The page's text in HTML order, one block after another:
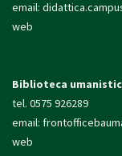
email:
web
Biblioteca
tel. 0575 926289
email:
web